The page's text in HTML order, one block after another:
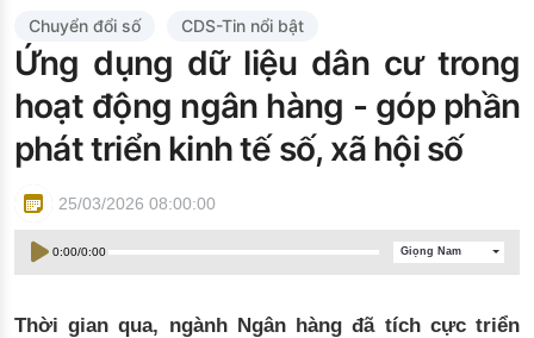
Đào tạo ISO
Chuyển đổi số CDS-Tin nổi bật
Ứng dụng dữ liệu dân cư trong
hoạt động ngân hàng - góp phần
phát triển kinh tế số, xã hội số
25/03/2026 08:00:00
0:00/0:00 Giọng Nam
Thời gian qua, ngành Ngân hàng đã tích cực triển